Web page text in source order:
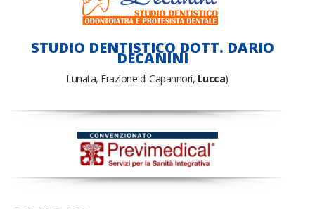
STUDIO DENTISTICO DOTT. DARIO
DECANINI
Lunata, Frazione di Capannori, Lucca)